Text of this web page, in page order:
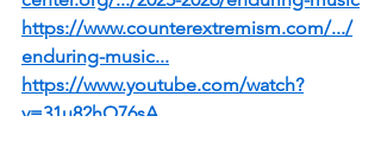
https://www.counterextremism.com/.../
enduring-music...
https://www.youtube.com/watch?
v=31u82hQ76sA